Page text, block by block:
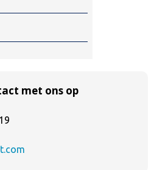
met ons op